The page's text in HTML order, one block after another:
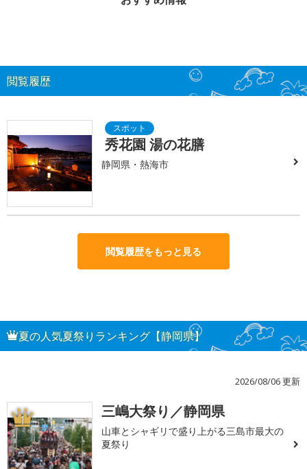
閲覧履歴
秀花園 湯の花膳
静岡県・熱海市
閲覧履歴をもっと見る
夏の人気夏祭りランキング【静岡県】
2026/08/06 更新
1 三嶋大祭り／静岡県
山車とシャギリで盛り上がる三島市最大の
夏祭り